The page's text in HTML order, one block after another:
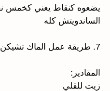
يضعوه كنقاط يعني كخمس
الساندويتش كله
7. طريقة عمل الماك تشيكن Mac Chicken
المقادير:
زيت للقلي